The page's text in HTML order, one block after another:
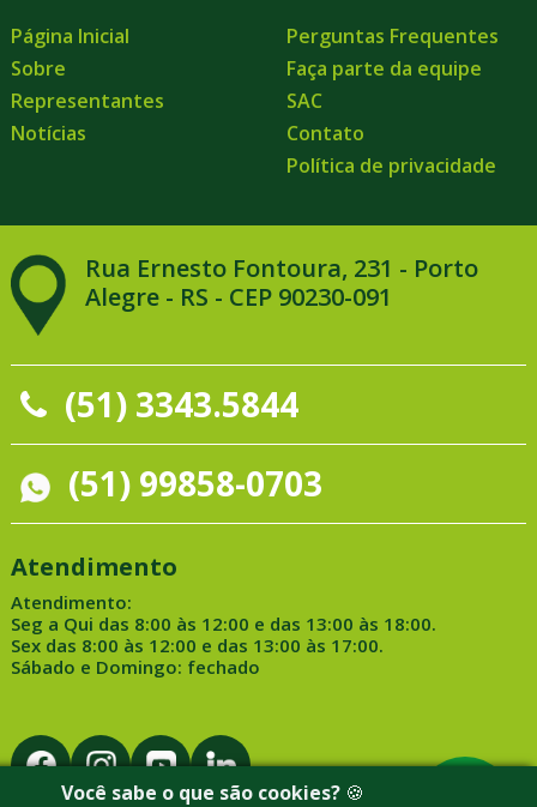
Página Inicial
Sobre
Representantes
Notícias
Perguntas Frequentes
Faça parte da equipe
SAC
Contato
Política de privacidade
Rua Ernesto Fontoura, 231 - Porto
Alegre - RS - CEP 90230-091
(51) 3343.5844
(51) 99858-0703
Atendimento
Atendimento:
Seg a Qui das 8:00 às 12:00 e das 13:00 às 18:00.
Sex das 8:00 às 12:00 e das 13:00 às 17:00.
Sábado e Domingo: fechado
Você sabe o que são cookies? 🍪